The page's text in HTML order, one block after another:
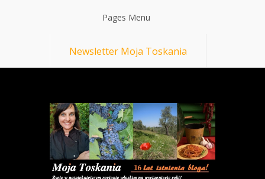
Pages Menu
Newsletter Moja Toskania